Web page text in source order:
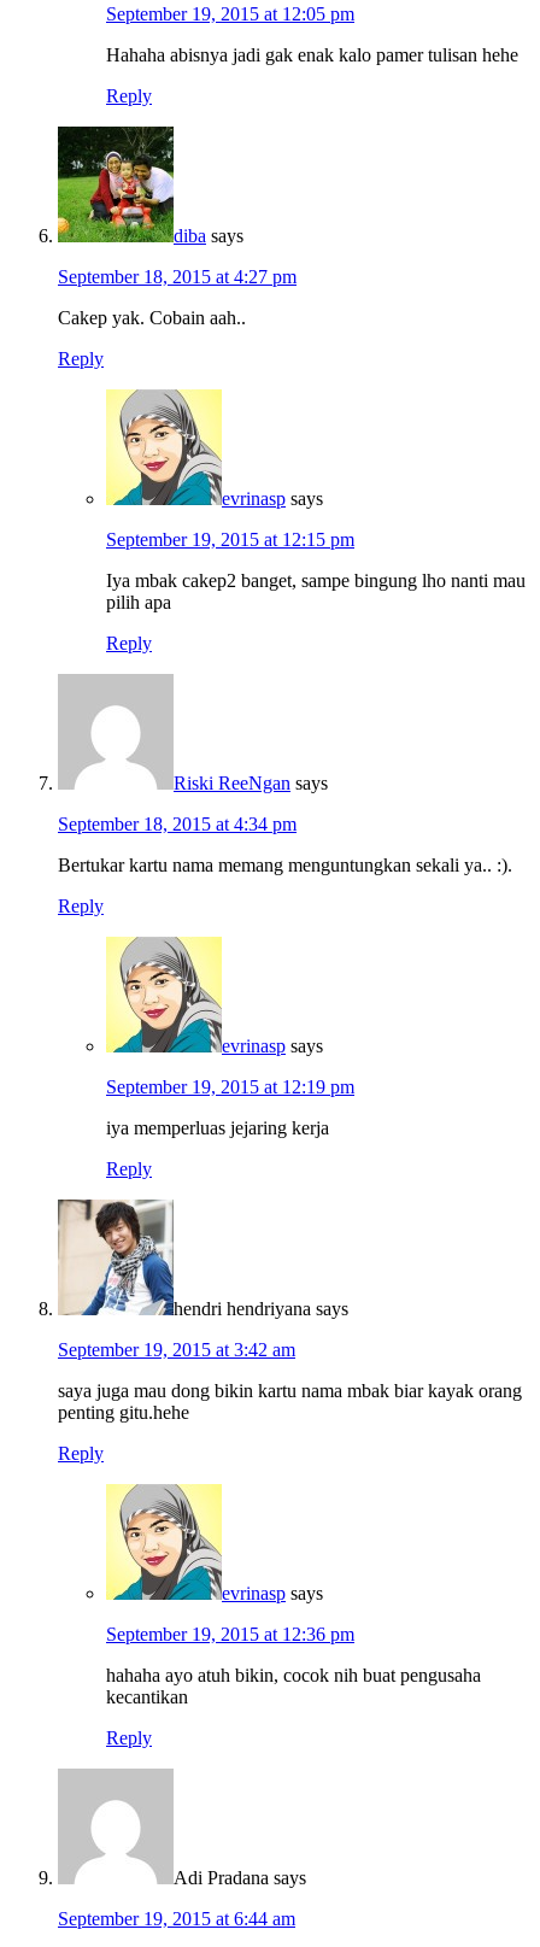
September 19, 2015 at 12:05 pm
Hahaha abisnya jadi gak enak kalo pamer tulisan hehe
Reply
diba says
September 18, 2015 at 4:27 pm
Cakep yak. Cobain aah..
Reply
evrinasp says
September 19, 2015 at 12:15 pm
Iya mbak cakep2 banget, sampe bingung lho nanti mau
pilih apa
Reply
Riski ReeNgan says
September 18, 2015 at 4:34 pm
Bertukar kartu nama memang menguntungkan sekali ya.. :).
Reply
evrinasp says
September 19, 2015 at 12:19 pm
iya memperluas jejaring kerja
Reply
hendri hendriyana says
September 19, 2015 at 3:42 am
saya juga mau dong bikin kartu nama mbak biar kayak orang
penting gitu.hehe
Reply
evrinasp says
September 19, 2015 at 12:36 pm
hahaha ayo atuh bikin, cocok nih buat pengusaha
kecantikan
Reply
Adi Pradana says
September 19, 2015 at 6:44 am